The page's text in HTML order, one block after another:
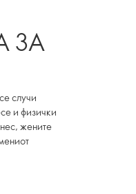
ЗА
случи
и физички
жените